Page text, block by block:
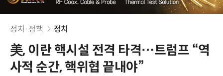
정치·정책 정치
美, 이란 핵시설 전격 타격…트럼프 “역
사적 순간, 핵위협 끝내야”